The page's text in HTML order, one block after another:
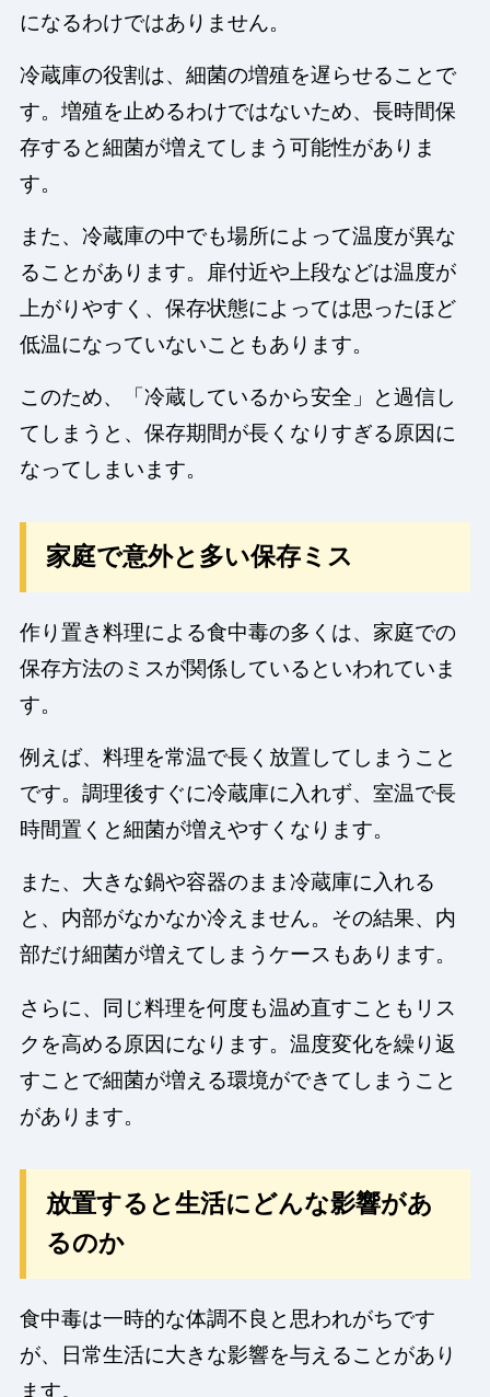
になるわけではありません。
冷蔵庫の役割は、細菌の増殖を遅らせることで
す。増殖を止めるわけではないため、長時間保
存すると細菌が増えてしまう可能性がありま
す。
また、冷蔵庫の中でも場所によって温度が異な
ることがあります。扉付近や上段などは温度が
上がりやすく、保存状態によっては思ったほど
低温になっていないこともあります。
このため、「冷蔵しているから安全」と過信し
てしまうと、保存期間が長くなりすぎる原因に
なってしまいます。
家庭で意外と多い保存ミス
作り置き料理による食中毒の多くは、家庭での
保存方法のミスが関係しているといわれていま
す。
例えば、料理を常温で長く放置してしまうこと
です。調理後すぐに冷蔵庫に入れず、室温で長
時間置くと細菌が増えやすくなります。
また、大きな鍋や容器のまま冷蔵庫に入れる
と、内部がなかなか冷えません。その結果、内
部だけ細菌が増えてしまうケースもあります。
さらに、同じ料理を何度も温め直すこともリス
クを高める原因になります。温度変化を繰り返
すことで細菌が増える環境ができてしまうこと
があります。
放置すると生活にどんな影響があ
るのか
食中毒は一時的な体調不良と思われがちです
が、日常生活に大きな影響を与えることがあり
ます。